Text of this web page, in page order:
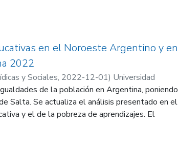
en el Noroeste Argentino y en
2022
y Sociales, 2022-12-01) Universidad
Institutos de Estudios Laborales y del
de la población en Argentina, poniendo
Salta. Se actualiza el análisis presentado en el
y el de la pobreza de aprendizajes. El
de la pobreza en el país, en el NOA y en